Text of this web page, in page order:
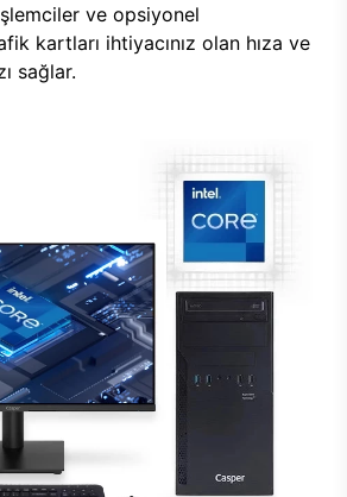
ve opsiyonel
kartları ihtiyacınız olan hıza ve
sağlar.